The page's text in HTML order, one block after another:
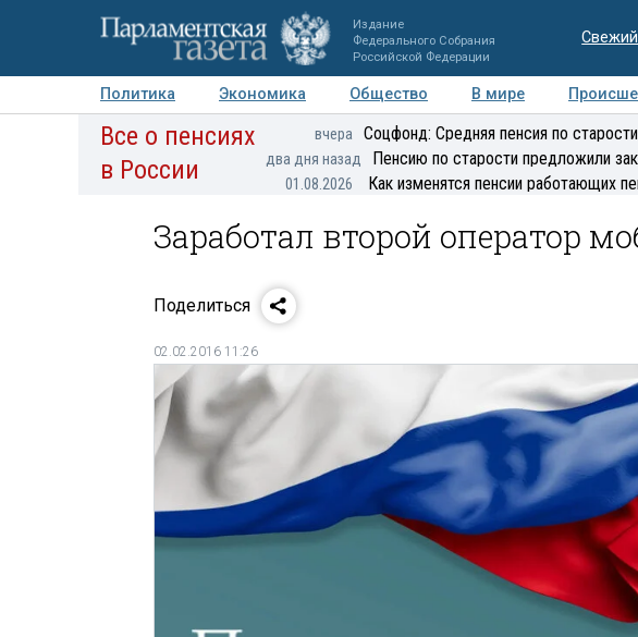
Издание
Федерального Собрания
Российской Федерации
Политика Экономика Общество В мире
Авторы Персоны Мнения Регионы Медиацентр
Все о пенсиях
в России
вчера Соцфонд: Средняя пенсия по
два дня назад Пенсию по старости предложили
01.08.2026 Как изменятся пенсии работающих
Заработал второй оператор
Поделиться
02.02.2016 11:26